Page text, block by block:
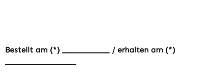
Bestellt am (*) ____________ / erhalten am (*)
__________________